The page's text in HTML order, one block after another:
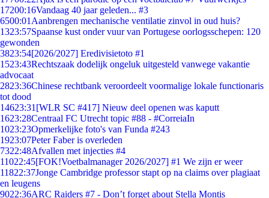
17200:16Vandaag 40 jaar geleden... #3
6500:01 Aanbrengen mechanische ventilatie zinvol in oud huis?
1323:57Spaanse kust onder vuur van Portugese oorlogsschepen: 120
gewonden
3823:54[2026/2027] Eredivisietoto #1
1523:43Rechtszaak dodelijk ongeluk uitgesteld vanwege vakantie
advocaat
2823:36Chinese rechtbank veroordeelt voormalige lokale functionaris
tot dood
14623:31 [WLR SC #417] Nieuw deel openen was kaputt
1623:28Centraal FC Utrecht topic #88 - #CorreiaIn
1023:23Opmerkelijke foto's van Funda #243
1923:07Peter Faber is overleden
7322:48Afvallen met injecties #4
11022:45[FOK!Voetbalmanager 2026/2027] #1 We zijn er weer
11822:37Jonge Cambridge professor stapt op na claims over plagiaat
en leugens
9022:36ARC Raiders #7 - Don’t forget about Stella Montis